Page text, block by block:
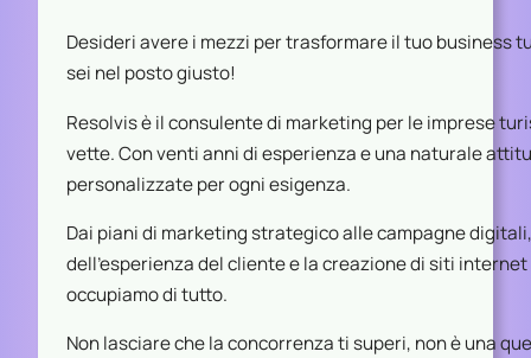
Desideri avere i mezzi per trasformare il tuo business
sei nel posto giusto!
Resolvis è il consulente di marketing per le imprese
vette. Con venti anni di esperienza e una naturale
personalizzate per ogni esigenza.
Dai piani di marketing strategico alle campagne
dell’esperienza del cliente e la creazione di siti
occupiamo di tutto.
Non lasciare che la concorrenza ti superi, non è una